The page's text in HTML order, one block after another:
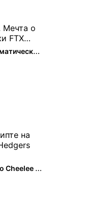
FTX
ее
FTT. По
...
CryptoGin - полуавтоматический ...
на
Чат, форум и отзывы о Cheelee (CHEELEE) - The Hedger